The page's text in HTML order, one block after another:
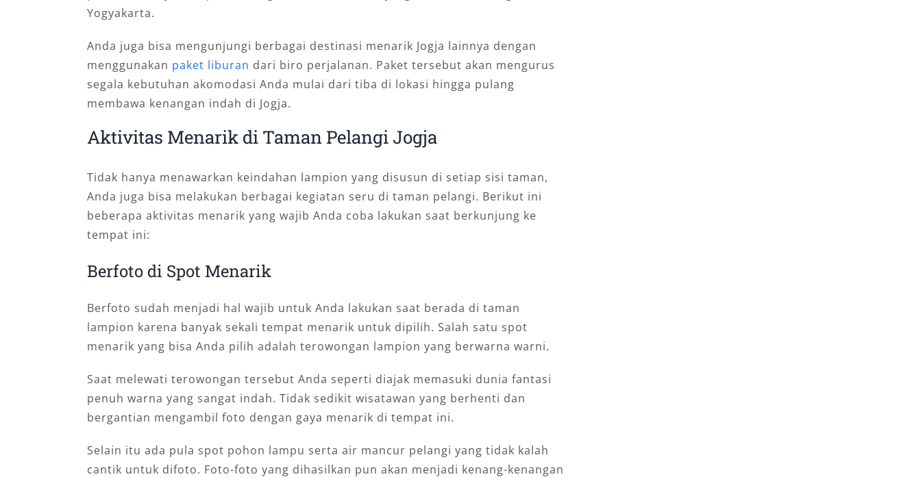
Yogyakarta.
Anda juga bisa mengunjungi berbagai destinasi menarik Jogja lainnya dengan
menggunakan paket liburan dari biro perjalanan. Paket tersebut akan mengurus
segala kebutuhan akomodasi Anda mulai dari tiba di lokasi hingga pulang
membawa kenangan indah di Jogja.
Aktivitas Menarik di Taman Pelangi Jogja
Tidak hanya menawarkan keindahan lampion yang disusun di setiap sisi taman,
Anda juga bisa melakukan berbagai kegiatan seru di taman pelangi. Berikut ini
beberapa aktivitas menarik yang wajib Anda coba lakukan saat berkunjung ke
tempat ini:
Berfoto di Spot Menarik
Berfoto sudah menjadi hal wajib untuk Anda lakukan saat berada di taman
lampion karena banyak sekali tempat menarik untuk dipilih. Salah satu spot
menarik yang bisa Anda pilih adalah terowongan lampion yang berwarna warni.
Saat melewati terowongan tersebut Anda seperti diajak memasuki dunia fantasi
penuh warna yang sangat indah. Tidak sedikit wisatawan yang berhenti dan
bergantian mengambil foto dengan gaya menarik di tempat ini.
Selain itu ada pula spot pohon lampu serta air mancur pelangi yang tidak kalah
cantik untuk difoto. Foto-foto yang dihasilkan pun akan menjadi kenang-kenangan